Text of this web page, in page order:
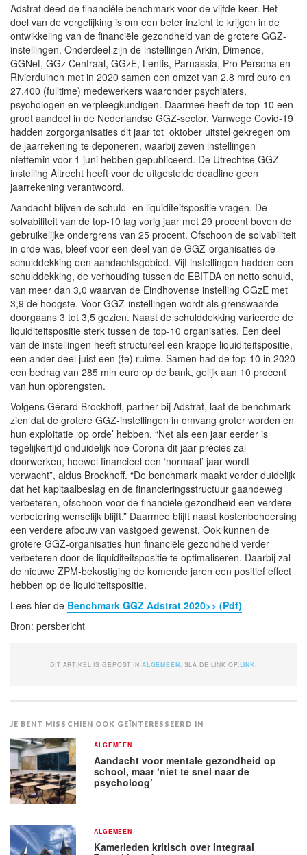
Adstrat deed de financiële benchmark voor de vijfde keer. Het
doel van de vergelijking is om een beter inzicht te krijgen in de
ontwikkeling van de financiële gezondheid van de grotere GGZ-
instellingen. Onderdeel zijn de instellingen Arkin, Dimence,
GGNet, GGz Centraal, GGzE, Lentis, Parnassia, Pro Persona en
Rivierduinen met in 2020 samen een omzet van 2,8 mrd euro en
27.400 (fulltime) medewerkers waaronder psychiaters,
psychologen en verpleegkundigen. Daarmee heeft de top-10 een
groot aandeel in de Nederlandse GGZ-sector. Vanwege Covid-19
hadden zorgorganisaties dit jaar tot oktober uitstel gekregen om
de jaarrekening te deponeren, waarbij zeven instellingen
niettemin voor 1 juni hebben gepubliceerd. De Utrechtse GGZ-
instelling Altrecht heeft voor de uitgestelde deadline geen
jaarrekening verantwoord.
Aandacht blijven de schuld- en liquiditeitspositie vragen. De
solvabiliteit van de top-10 lag vorig jaar met 29 procent boven de
gebruikelijke ondergrens van 25 procent. Ofschoon de solvabiliteit
in orde was, bleef voor een deel van de GGZ-organisaties de
schulddekking een aandachtsgebied. Vijf instellingen hadden een
schulddekking, de verhouding tussen de EBITDA en netto schuld,
van meer dan 3,0 waarvan de Eindhovense instelling GGzE met
3,9 de hoogste. Voor GGZ-instellingen wordt als grenswaarde
doorgaans 3 tot 3,5 gezien. Naast de schulddekking varieerde de
liquiditeitspositie sterk tussen de top-10 organisaties. Een deel
van de instellingen heeft structureel een krappe liquiditeitspositie,
een ander deel juist een (te) ruime. Samen had de top-10 in 2020
een bedrag van 285 mln euro op de bank, gelijk aan 10 procent
van hun opbrengsten.
Volgens Gérard Brockhoff, partner bij Adstrat, laat de benchmark
zien dat de grotere GGZ-instellingen in omvang groter worden en
hun exploitatie ‘op orde’ hebben. “Net als een jaar eerder is
tegelijkertijd onduidelijk hoe Corona dit jaar precies zal
doorwerken, hoewel financieel een ‘normaal’ jaar wordt
verwacht”, aldus Brockhoff. “De benchmark maakt verder duidelijk
dat het kapitaalbeslag en de financieringsstructuur gaandeweg
verbeteren, ofschoon voor de financiële gezondheid een verdere
verbetering wenselijk blijft.” Daarmee blijft naast kostenbeheersing
een verdere afbouw van vastgoed gewenst. Ook kunnen de
grotere GGZ-organisaties hun financiële gezondheid verder
verbeteren door de liquiditeitspositie te optimaliseren. Daarbij zal
de nieuwe ZPM-bekostiging de komende jaren een positief effect
hebben op de liquiditeitspositie.
Lees hier de Benchmark GGZ Adstrat 2020>> (Pdf)
Bron: persbericht
DIT ARTIKEL IS GEPOST IN ALGEMEEN . SLA DE LINK OP. LINK
JE BENT MISSCHIEN OOK GEÏNTERESSEERD IN
ALGEMEEN
Aandacht voor mentale gezondheid op
school, maar ‘niet te snel naar de
psycholoog’
ALGEMEEN
Kamerleden kritisch over Integraal